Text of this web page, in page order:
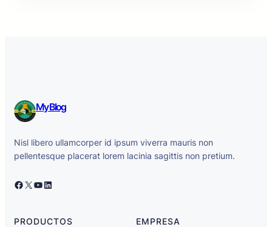
My Blog
Nisl libero ullamcorper id ipsum viverra mauris non
pellentesque placerat lorem lacinia sagittis non pretium.
Facebook X YouTube LinkedIn
PRODUCTOS
EMPRESA